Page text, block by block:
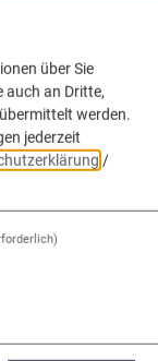
Egweil.
über Sie
auch an Dritte,
werden.
jederzeit
/